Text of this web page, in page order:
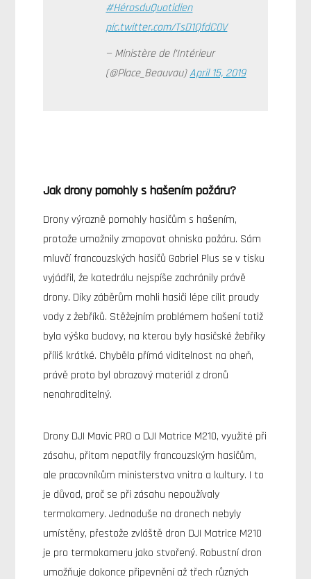
#HérosduQuotidien
pic.twitter.com/TsD1QfdC0V
— Ministère de l’Intérieur
(@Place_Beauvau)April 15, 2019
Jak drony pomohly s hašením požáru?
Drony výrazně pomohly hasičům s hašením,
protože umožnily zmapovat ohniska požáru. Sám
mluvčí francouzských hasičů Gabriel Plus se v tisku
vyjádřil, že katedrálu nejspíše zachránily právě
drony. Díky záběrům mohli hasiči lépe cílit proudy
vody z žebříků. Stěžejním problémem hašení totiž
byla výška budovy, na kterou byly hasičské žebříky
příliš krátké. Chyběla přímá viditelnost na oheň,
právě proto byl obrazový materiál z dronů
nenahraditelný.
Drony DJI Mavic PRO a DJI Matrice M210, využité při
zásahu, přitom nepatřily francouzským hasičům,
ale pracovníkům ministerstva vnitra a kultury. I to
je důvod, proč se při zásahu nepoužívaly
termokamery. Jednoduše na dronech nebyly
umístěny, přestože zvláště dron DJI Matrice M210
je pro termokameru jako stvořený. Robustní dron
umožňuje dokonce připevnění až třech různých